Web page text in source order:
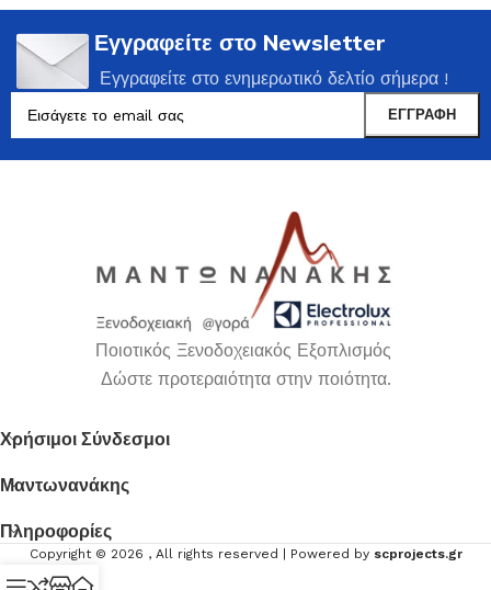
Εγγραφείτε στο Newsletter
Εγγραφείτε στο ενημερωτικό δελτίο σήμερα !
Ποιοτικός Ξενοδοχειακός Εξοπλισμός
Δώστε προτεραιότητα στην ποιότητα.
Χρήσιμοι Σύνδεσμοι
Μαντωνανάκης
Πληροφορίες
Copyright © 2026 , All rights reserved | Powered by scprojects.gr